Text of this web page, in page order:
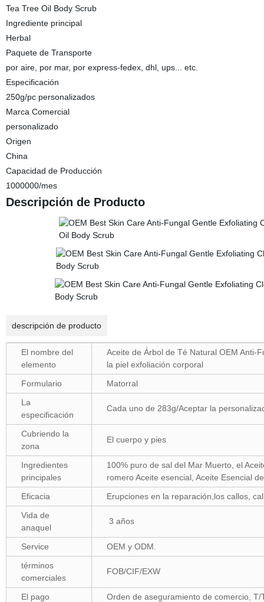
Tea Tree Oil Body Scrub
Ingrediente principal
Herbal
Paquete de Transporte
por aire, por mar, por express-fedex, dhl, ups... etc.
Especificación
250g/pc personalizados
Marca Comercial
personalizado
Origen
China
Capacidad de Producción
1000000/mes
Descripción de Producto
descripción de producto
El nombre del
elemento
Aceite de Árbol de Té Natural OEM Anti-
la piel exfoliación corporal
Formulario
Matorral
La
especificación
Cada uno de 283g/Aceptar la
Cubriendo la
zona
El cuerpo y pies
Ingredientes
principales
100% puro de sal del Mar Muerto, el
romero Aceite esencial, Aceite Esencial
Eficacia
Erupciones en la reparación,los callos,
Vida de
anaquel
3 años
Service
OEM y ODM.
términos
comerciales
FOB/CIF/EXW
El pago
Orden de aseguramiento de comercio, T/